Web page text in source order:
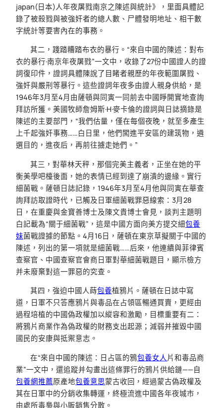
japan(日本)人年夜屠戮南京之陳述與統計》，里面具體記
錄了被殺戮與被強奸者的總人數、尸體發明地址、相干數
字統計等要害內在的事務。
其二，踐踏糟踏布衣的暴行。“來自中國的陳述：對布
衣的暴行·南京年夜屠戮”一文中，收錄了27份中國證人的證
詞復印件，證詞具體陳說了目睹者親歷的年夜範圍屠戮、
強奸與嚴刑等暴行。這些證詞年夜多由證人親身供給，是
1946年3月至4月由薩頓與同寅一同前去中國睜開實地查詢
拜訪所獲。美國牧師詹姆斯·H·麥卡倫的證詞與日誌摘錄是
陳述的主要部門，“我們估量，僅在每個夜晚，就至多產生
上千起強奸事務……白日里，他們闖進平安區的建筑物，遴
選目的，進夜后，再前往擄走她們。”
其三，對華林天秤，那個完美主義者，正坐在她的平
衡美學吧檯後面，她的表情已經到達了崩潰的邊緣。實行
細菌戰。薩頓日誌記錄，1946年3月至4月他與同寅在華查
詢拜訪取證時代，已觸及日軍細菌戰罪惡線索：3月28
日，在重慶與金寶善博士及陳文貴博士會見，談判主題明
白記載為“關于細菌戰”，這是中國方面向美方提交細包養
妹菌戰證據的節點。4月16日，薩頓在東京草擬關于中國的
陳述，列出的第一項就是細菌戰……后來，他連續與菲律賓
查察官、中國查察官會商日軍對華細菌戰題目，顯示檢方
并未廢棄對這一罪惡的究查。
其四，強迫中國人蒔包養植鴉片。薩頓在日誌中寫
道，日軍不只答應鴉片與毒品在占領區暢通買賣，更經由
過程培植的中國偽政權加以縱容和激勵，目標重要有二：
將鴉片商業作為偽政權的財務支出起源；減弱并摧毀中國
國民的安康與抵禦意志。
在“來自中國的陳述：日占區的鴉包養女人 片和毒品商
業”一文中，還追蹤并勾畫出這條罪行的鴉片供給鏈——自
包養網推薦原產地包養意思蒙古收回，經過蒙古偽政權及
其在日軍中的分銷收集轉運，終極流進中國各年夜城市，
由處所毒梟與小販銷售分散。